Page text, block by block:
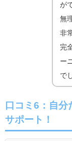
が
無
非
完
ー
で
口コミ6：自
サポート！